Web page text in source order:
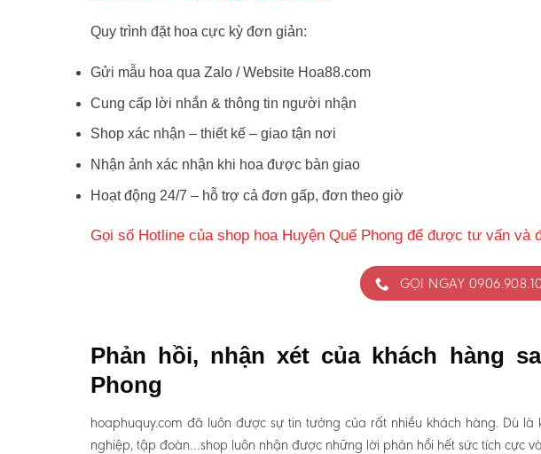
Quy trình đặt hoa cực kỳ đơn giản:
Gửi mẫu hoa qua Zalo / Website Hoa88.com
Cung cấp lời nhắn & thông tin người nhận
Shop xác nhận – thiết kế – giao tận nơi
Nhận ảnh xác nhận khi hoa được bàn giao
Hoạt động 24/7 – hỗ trợ cả đơn gấp, đơn theo giờ
Gọi số Hotline của shop hoa Huyện Quế Phong để được tư vấn và
GỌI NGAY
Phản hồi, nhận xét của khách hàng
Phong
hoaphuquy.com đã luôn được sự tin tưởng của rất nhiều khách hàng. Dù
nghiệp, tập đoàn…shop luôn nhận được những lời phản hồi hết sức tích cực